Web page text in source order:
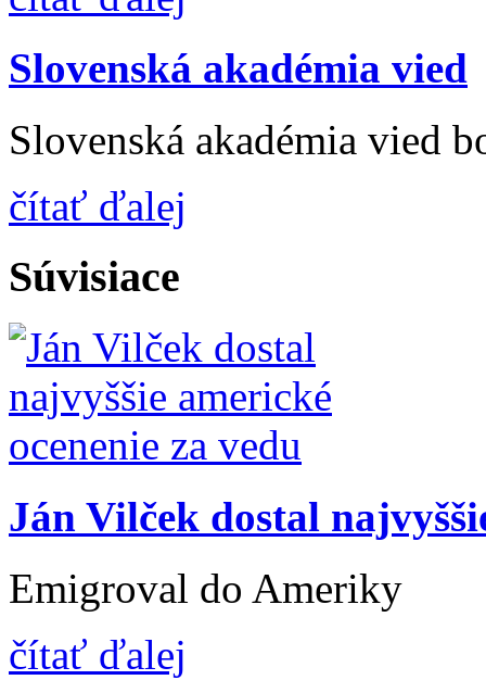
Slovenská akadémia vied
Slovenská akadémia vied
čítať ďalej
Súvisiace
Ján Vilček dostal
Emigroval do Ameriky
čítať ďalej